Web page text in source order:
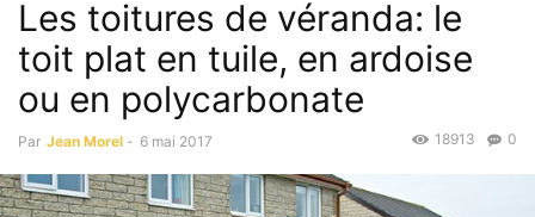
Les toitures de véranda: le
toit plat en tuile, en ardoise
ou en polycarbonate
Par Jean Morel - 6 mai 2017 0
18913